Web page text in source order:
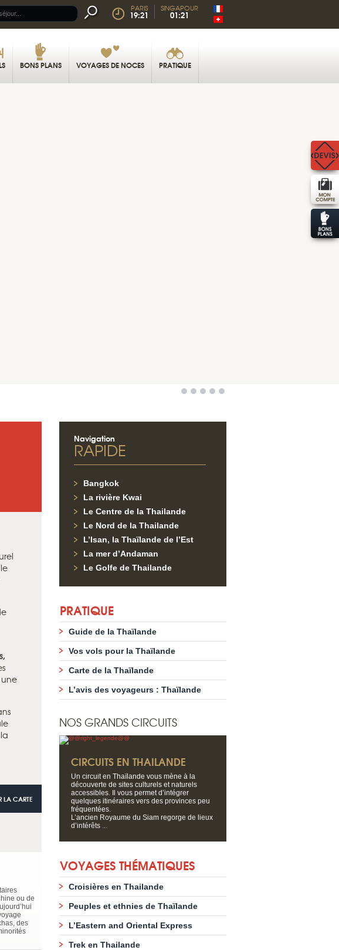
PARIS
19:21
SINGAPOUR
01:21
BONS PLANS VOYAGES DE NOCES
PRATIQUE
LA CARTE
ou de
des
Navigation
RAPIDE
Bangkok
La rivière Kwai
Le Centre de la Thailande
Le Nord de la Thailande
L’Isan, la Thaïlande de l’Est
La mer d’Andaman
Le Golfe de Thailande
PRATIQUE
Guide de la Thaïlande
Vos vols pour la Thaïlande
Carte de la Thaïlande
L’avis des voyageurs : Thaïlande
NOS GRANDS CIRCUITS
CIRCUITS EN THAILANDE
Un circuit en Thaïlande vous mène à la
découverte de sites culturels et naturels
accessibles. Il vous permet d’intégrer
quelques itinéraires vers des provinces peu
fréquentées.
L’ancien Royaume du Siam regorge de lieux
d’intérêts ...
VOYAGES THÉMATIQUES
Croisières en Thailande
Peuples et ethnies de Thaïlande
L’Eastern and Oriental Express
Trek en Thailande